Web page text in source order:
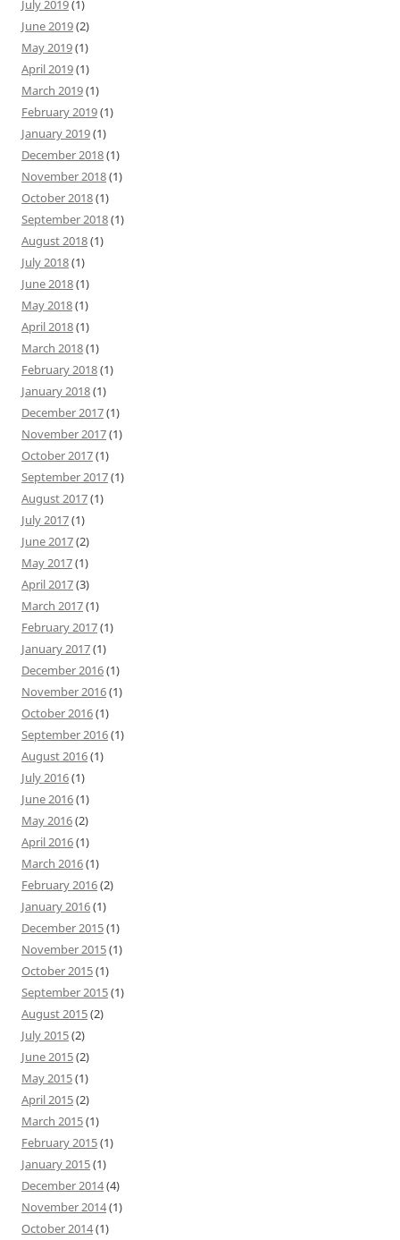
July 2019(1)
June 2019(2)
May 2019(1)
April 2019(1)
March 2019(1)
February 2019(1)
January 2019(1)
December 2018(1)
November 2018(1)
October 2018(1)
September 2018(1)
August 2018(1)
July 2018(1)
June 2018(1)
May 2018(1)
April 2018(1)
March 2018(1)
February 2018(1)
January 2018(1)
December 2017(1)
November 2017(1)
October 2017(1)
September 2017(1)
August 2017(1)
July 2017(1)
June 2017(2)
May 2017(1)
April 2017(3)
March 2017(1)
February 2017(1)
January 2017(1)
December 2016(1)
November 2016(1)
October 2016(1)
September 2016(1)
August 2016(1)
July 2016(1)
June 2016(1)
May 2016(2)
April 2016(1)
March 2016(1)
February 2016(2)
January 2016(1)
December 2015(1)
November 2015(1)
October 2015(1)
September 2015(1)
August 2015(2)
July 2015(2)
June 2015(2)
May 2015(1)
April 2015(2)
March 2015(1)
February 2015(1)
January 2015(1)
December 2014(4)
November 2014(1)
October 2014(1)